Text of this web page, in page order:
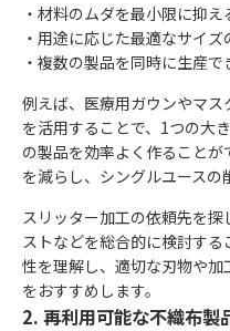
・材料のムダを最小限に抑え
・用途に応じた最適なサイ
・複数の製品を同時に生産で
例えば、医療用ガウンやマ
を活用することで、1つの大
の製品を効率よく作ること
を減らし、シングルユースの
スリッター加工の依頼先を
ストなどを総合的に検討す
性を理解し、適切な刃物や
をおすすめします。
2. 再利用可能な不織布製